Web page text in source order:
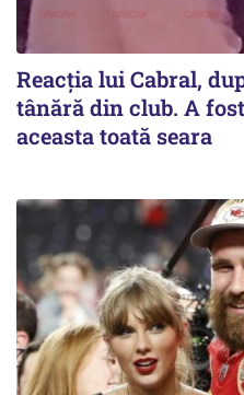
Reacția lui Cabral,
tânără din club. A
aceasta toată seara